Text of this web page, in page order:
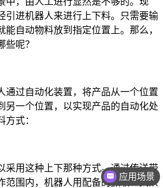
引进机器人来进行上下料。只需要输
能自动物料放到指定位置上。那么，
些呢？
通过自动化装置，将产品从一个位置
另一个位置，以实现产品的自动化处
式：
采用这种上下那种方式。通过传送带
范围内，机器人用配备的抓取工具从
应用场景